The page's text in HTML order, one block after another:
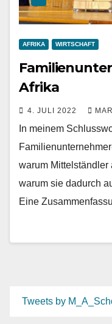
AFRIKA WIRTSCHAFT
Afrika
4. JULI 2022
In meinem
warum Mittelständler
warum sie dadurch
Eine
Tweets by